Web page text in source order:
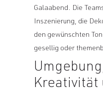
Galaabend. Die
Inszenierung, die
den gewünschten
gesellig oder
Kreativität